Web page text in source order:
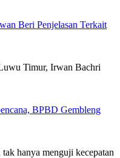
Beri Penjelasan Terkait
Timur, Irwan Bachri
BPBD Gembleng
hanya menguji kecepatan